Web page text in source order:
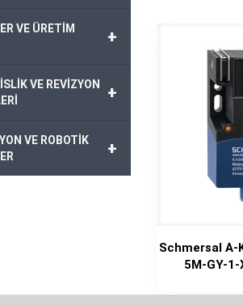
Schmersal A-
5M-GY-
+
VE ÜRETİM
+
VE REVİZYON
+
VE ROBOTİK